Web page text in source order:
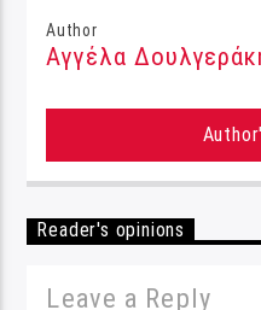
Author
Αγγέλα
Reader's opinions
Leave a Reply